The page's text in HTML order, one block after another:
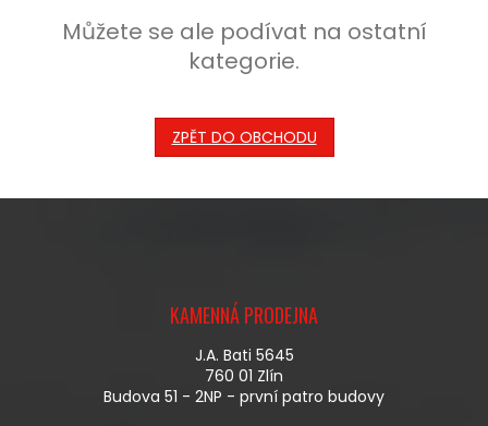
Můžete se ale podívat na ostatní
kategorie.
ZPĚT DO OBCHODU
KAMENNÁ PRODEJNA
J.A. Bati 5645
760 01 Zlín
Budova 51 - 2NP - první patro budovy